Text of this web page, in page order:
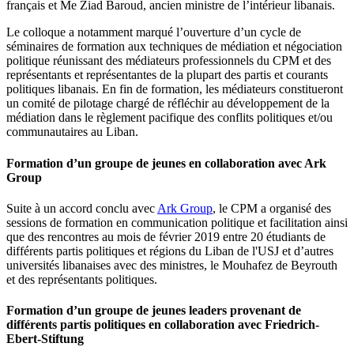
français et Me Ziad Baroud, ancien ministre de l’intérieur libanais.
Le colloque a notamment marqué l’ouverture d’un cycle de
séminaires de formation aux techniques de médiation et négociation
politique réunissant des médiateurs professionnels du CPM et des
représentants et représentantes de la plupart des partis et courants
politiques libanais. En fin de formation, les médiateurs constitueront
un comité de pilotage chargé de réfléchir au développement de la
médiation dans le règlement pacifique des conflits politiques et/ou
communautaires au Liban.
Formation d’un groupe de jeunes en collaboration avec Ark
Group
Suite à un accord conclu avec Ark Group, le CPM a organisé des
sessions de formation en communication politique et facilitation ainsi
que des rencontres au mois de février 2019 entre 20 étudiants de
différents partis politiques et régions du Liban de l'USJ et d’autres
universités libanaises avec des ministres, le Mouhafez de Beyrouth
et des représentants politiques.
Formation d’un groupe de jeunes leaders provenant de
différents partis politiques en collaboration avec Friedrich-
Ebert-Stiftung